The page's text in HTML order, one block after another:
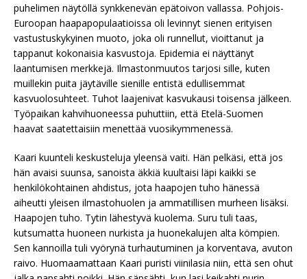
puhelimen näytöllä synkkenevän epätoivon vallassa. Pohjois-
Euroopan haapapopulaatioissa oli levinnyt sienen erityisen
vastustuskykyinen muoto, joka oli runnellut, vioittanut ja
tappanut kokonaisia kasvustoja. Epidemia ei näyttänyt
laantumisen merkkejä. Ilmastonmuutos tarjosi sille, kuten
muillekin puita jäytäville sienille entistä edullisemmat
kasvuolosuhteet. Tuhot laajenivat kasvukausi toisensa jälkeen.
Työpaikan kahvihuoneessa puhuttiin, että Etelä-Suomen
haavat saatettaisiin menettää vuosikymmenessä.
Kaari kuunteli keskusteluja yleensä vaiti. Hän pelkäsi, että jos
hän avaisi suunsa, sanoista äkkiä kuultaisi läpi kaikki se
henkilökohtainen ahdistus, jota haapojen tuho hänessä
aiheutti yleisen ilmastohuolen ja ammatillisen murheen lisäksi.
Haapojen tuho. Tytin lähestyvä kuolema. Suru tuli taas,
kutsumatta huoneen nurkista ja huonekalujen alta kömpien.
Sen kannoilla tuli vyörynä turhautuminen ja korventava, avuton
raivo. Huomaamattaan Kaari puristi viinilasia niin, että sen ohut